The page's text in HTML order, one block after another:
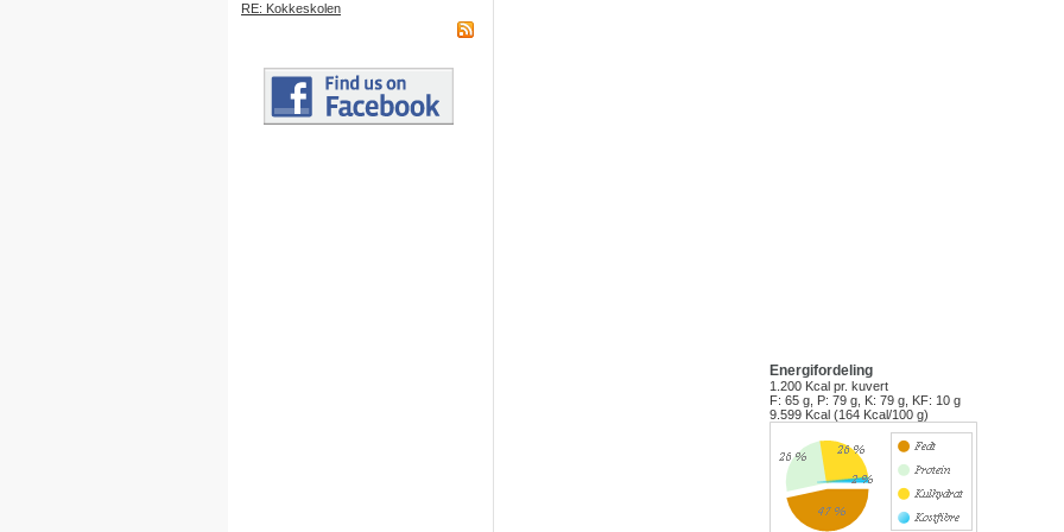
RE: Kokkeskolen
Energifordeling
1.200 Kcal pr. kuvert
F: 65 g, P: 79 g, K: 79 g, KF: 10 g
9.599 Kcal (164 Kcal/100 g)